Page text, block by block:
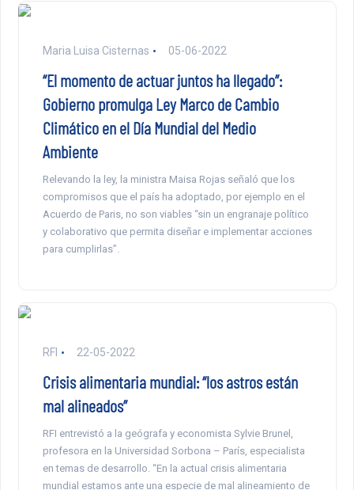
Maria Luisa Cisternas 05-06-2022
“El momento de actuar juntos ha llegado”:
Gobierno promulga Ley Marco de Cambio
Climático en el Día Mundial del Medio
Ambiente
Relevando la ley, la ministra Maisa Rojas señaló que los
compromisos que el país ha adoptado, por ejemplo en el
Acuerdo de Paris, no son viables “sin un engranaje político
y colaborativo que permita diseñar e implementar acciones
para cumplirlas”.
RFI 22-05-2022
Crisis alimentaria mundial: “los astros están
mal alineados”
RFI entrevistó a la geógrafa y economista Sylvie Brunel,
profesora en la Universidad Sorbona – París, especialista
en temas de desarrollo. “En la actual crisis alimentaria
mundial estamos ante una especie de mal alineamiento de